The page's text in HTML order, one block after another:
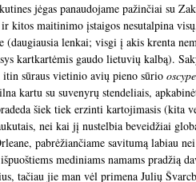
jėgas panaudojame pažinčiai su
kitos maitinimo įstaigos nesutalpina
lenkai; visgi į akis krenta
kartkartėmis gaudo lietuvių kalbą).
sūraus vietinio avių pieno sūrio
kartu su suvenyrų stendeliais,
šiek tiek erzinti kartojimasis (kita
nei kai jį nustelbia beveidžiai
pabrėžiančiame savitumą labiau
mediniams namams pradžią
tačiau jie man vėl primena Julių